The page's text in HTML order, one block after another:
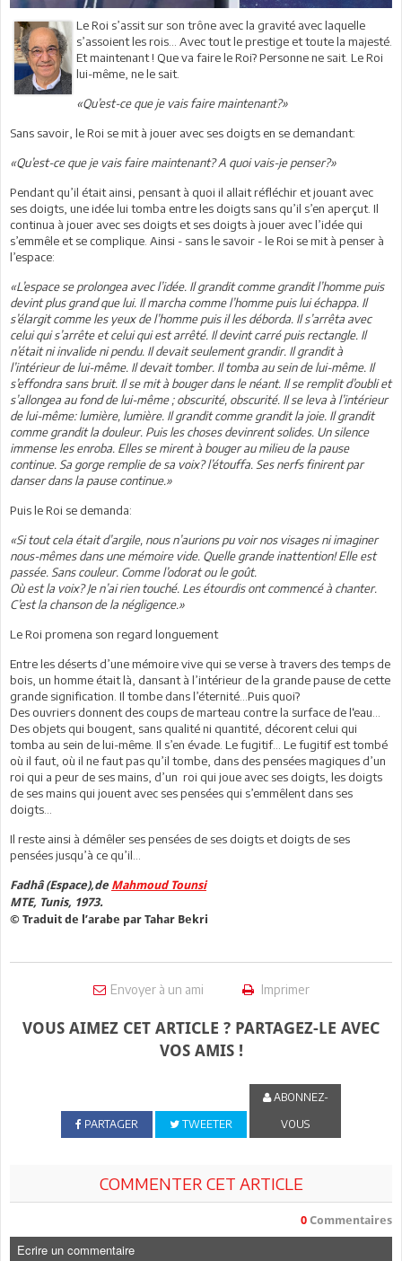
Le Roi s’assit sur son trône avec la gravité avec laquelle
s’assoient les rois… Avec tout le prestige et toute la majesté.
Et maintenant ! Que va faire le Roi? Personne ne sait. Le Roi
lui-même, ne le sait.
«Qu’est-ce que je vais faire maintenant?»
Sans savoir, le Roi se mit à jouer avec ses doigts en se demandant:
«Qu’est-ce que je vais faire maintenant? A quoi vais-je penser?»
Pendant qu’il était ainsi, pensant à quoi il allait réfléchir et jouant avec
ses doigts, une idée lui tomba entre les doigts sans qu’il s’en aperçut. Il
continua à jouer avec ses doigts et ses doigts à jouer avec l’idée qui
s’emmêle et se complique. Ainsi - sans le savoir - le Roi se mit à penser à
l’espace:
«L’espace se prolongea avec l’idée. Il grandit comme grandit l’homme puis
devint plus grand que lui. Il marcha comme l’homme puis lui échappa. Il
s’élargit comme les yeux de l’homme puis il les déborda. Il s’arrêta avec
celui qui s’arrête et celui qui est arrêté. Il devint carré puis rectangle. Il
n’était ni invalide ni pendu. Il devait seulement grandir. Il grandit à
l’intérieur de lui-même. Il devait tomber. Il tomba au sein de lui-même. Il
s’effondra sans bruit. Il se mit à bouger dans le néant. Il se remplit d’oubli et
s’allongea au fond de lui-même ; obscurité, obscurité. Il se leva à l’intérieur
de lui-même: lumière, lumière. Il grandit comme grandit la joie. Il grandit
comme grandit la douleur. Puis les choses devinrent solides. Un silence
immense les enroba. Elles se mirent à bouger au milieu de la pause
continue. Sa gorge remplie de sa voix? l’étouffa. Ses nerfs finirent par
danser dans la pause continue.»
Puis le Roi se demanda:
«Si tout cela était d’argile, nous n’aurions pu voir nos visages ni imaginer
nous-mêmes dans une mémoire vide. Quelle grande inattention! Elle est
passée. Sans couleur. Comme l’odorat ou le goût.
Où est la voix? Je n’ai rien touché. Les étourdis ont commencé à chanter.
C’est la chanson de la négligence.»
Le Roi promena son regard longuement
Entre les déserts d’une mémoire vive qui se verse à travers des temps de
bois, un homme était là, dansant à l’intérieur de la grande pause de cette
grande signification. Il tombe dans l’éternité…Puis quoi?
Des ouvriers donnent des coups de marteau contre la surface de l‘eau…
Des objets qui bougent, sans qualité ni quantité, décorent celui qui
tomba au sein de lui-même. Il s’en évade. Le fugitif… Le fugitif est tombé
où il faut, où il ne faut pas qu’il tombe, dans des pensées magiques d’un
roi qui a peur de ses mains, d’un roi qui joue avec ses doigts, les doigts
de ses mains qui jouent avec ses pensées qui s’emmêlent dans ses
doigts…
Il reste ainsi à démêler ses pensées de ses doigts et doigts de ses
pensées jusqu’à ce qu’il…
Fadhâ (Espace),de Mahmoud Tounsi
MTE, Tunis, 1973.
© Traduit de l’arabe par Tahar Bekri
Envoyer à un ami Imprimer
VOUS AIMEZ CET ARTICLE ? PARTAGEZ-LE AVEC
VOS AMIS !
PARTAGER TWEETER
ABONNEZ-
VOUS
COMMENTER CET ARTICLE
0 Commentaires
Ecrire un commentaire